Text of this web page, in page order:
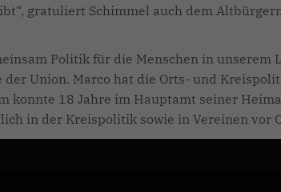
gratuliert Schimmel auch dem
Politik für die Menschen in unserem
Union. Marco hat die Orts- und
konnte 18 Jahre im Hauptamt seiner
in der Kreispolitik sowie in Vereinen vor